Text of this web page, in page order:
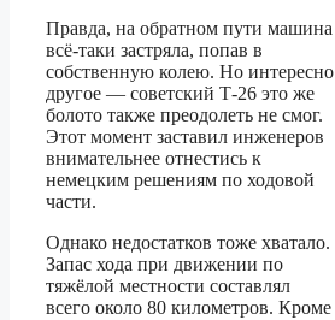
Правда, на обратном пути машина
всё-таки застряла, попав в
собственную колею. Но интересно
другое — советский Т-26 это же
болото также преодолеть не смог.
Этот момент заставил инженеров
внимательнее отнестись к
немецким решениям по ходовой
части.
Однако недостатков тоже хватало.
Запас хода при движении по
тяжёлой местности составлял
всего около 80 километров. Кроме